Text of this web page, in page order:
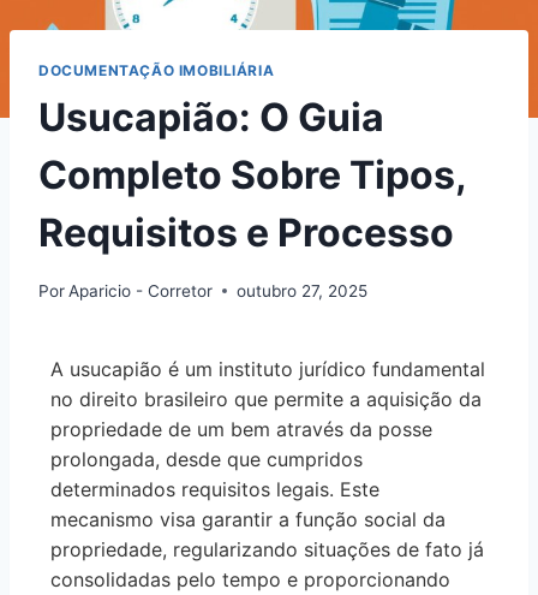
DOCUMENTAÇÃO IMOBILIÁRIA
Usucapião: O Guia
Completo Sobre Tipos,
Requisitos e Processo
PorAparicio - Corretor outubro 27, 2025
A usucapião é um instituto jurídico fundamental
no direito brasileiro que permite a aquisição da
propriedade de um bem através da posse
prolongada, desde que cumpridos
determinados requisitos legais. Este
mecanismo visa garantir a função social da
propriedade, regularizando situações de fato já
consolidadas pelo tempo e proporcionando